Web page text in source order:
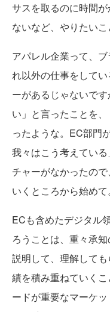
サスを取るのに時間
ないなど、やりたいこ
アパレル企業って、
れ以外の仕事をして
ーがあるじゃないで
い」と言ったことを
ったような。EC部門
我々はこう考えてい
チャーがなかったの
いくところから始めて。
ECも含めたデジタル
ろうことは、重々承知
説明して、理解して
績を積み重ねていく
ードが重要なマーケ